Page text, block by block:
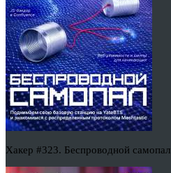
Хакер #323. Беспроводной самопал